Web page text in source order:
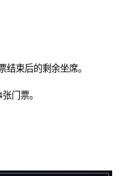
结束后的剩余坐席。
张门票。